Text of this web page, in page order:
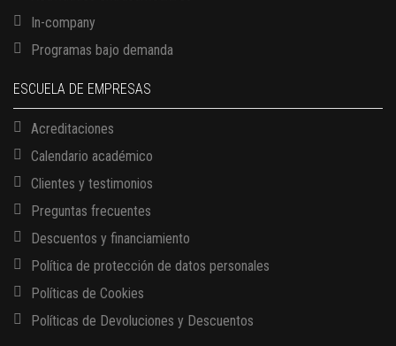
In-company
Programas bajo demanda
ESCUELA DE EMPRESAS
Acreditaciones
Calendario académico
Clientes y testimonios
Preguntas frecuentes
Descuentos y financiamiento
Política de protección de datos personales
Políticas de Cookies
Políticas de Devoluciones y Descuentos
13 AGOSTO, 2026